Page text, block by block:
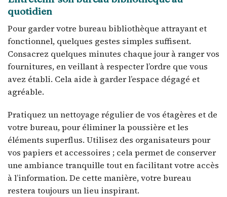
quotidien
Pour garder votre bureau bibliothèque attrayant et
fonctionnel, quelques gestes simples suffisent.
Consacrez quelques minutes chaque jour à ranger vos
fournitures, en veillant à respecter l’ordre que vous
avez établi. Cela aide à garder l’espace dégagé et
agréable.
Pratiquez un nettoyage régulier de vos étagères et de
votre bureau, pour éliminer la poussière et les
éléments superflus. Utilisez des organisateurs pour
vos papiers et accessoires ; cela permet de conserver
une ambiance tranquille tout en facilitant votre accès
à l’information. De cette manière, votre bureau
restera toujours un lieu inspirant.